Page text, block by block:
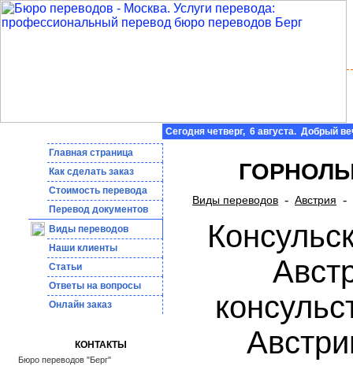
Сегодня четверг, 6 августа. Добрый
Главная страница
Как сделать заказ
Стоимость перевода
Пepeвoд дoкумeнтoв
Виды переводов
Наши клиенты
Статьи
Ответы на вопросы
Онлайн заказ
КОНТАКТЫ
Бюро переводов "Берг"
Виды переводов - Австрия -